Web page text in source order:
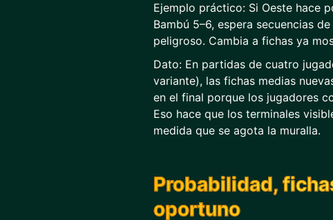
Ejemplo práctico: Si Oeste hace
Bambú 5–6, espera secuencias
peligroso. Cambia a fichas ya
Dato: En partidas de cuatro
variante), las fichas medias
en el final porque los jugadores
Eso hace que los terminales
medida que se agota la muralla.
Probabilidad,
oportuno